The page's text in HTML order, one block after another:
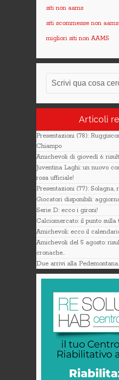
siti non aams
siti scommesse non aams
migliori siti non AAMS
Articoli
Presentazioni (78):
Chiampo
Amichevoli di giovedì 6:
Juventina Laghi: un nuovo
rosa ufficiale!
Presentazioni (77): Solagna,
Giocatori disponibili:
Serie D: ecco i gironi!
Calciomercato: il punto
Amichevoli: ecco il
Amichevoli del 5 agosto:
cronache..
Due arrivi alla Pedemontana.